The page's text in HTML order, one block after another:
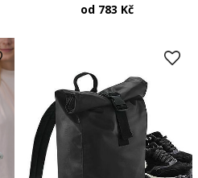
od 783 Kč